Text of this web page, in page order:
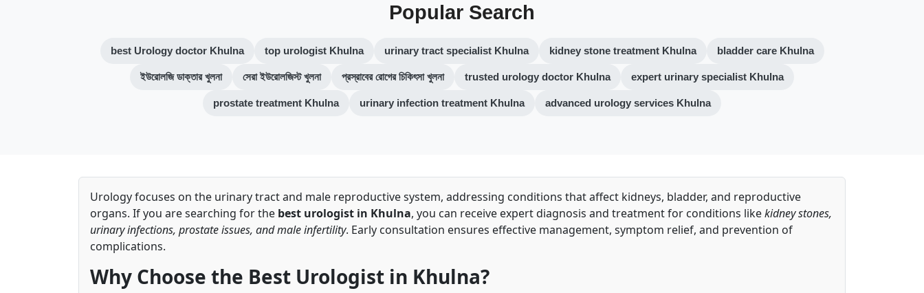
Popular Search
best Urology doctor Khulna top urologist Khulna urinary tract specialist Khulna kidney stone treatment Khulna bladder care Khulna
ইউরোলজি ডাক্তার খুলনা সেরা ইউরোলজিস্ট খুলনা প্রস্রাবের রোগের চিকিৎসা খুলনা trusted urology doctor Khulna expert urinary specialist Khulna
prostate treatment Khulna urinary infection treatment Khulna advanced urology services Khulna
Urology focuses on the urinary tract and male reproductive system, addressing conditions that affect kidneys, bladder, and reproductive
organs. If you are searching for the best urologist in Khulna, you can receive expert diagnosis and treatment for conditions likekidney stones,
urinary infections, prostate issues, and male infertility. Early consultation ensures effective management, symptom relief, and prevention of
complications.
Why Choose the Best Urologist in Khulna?